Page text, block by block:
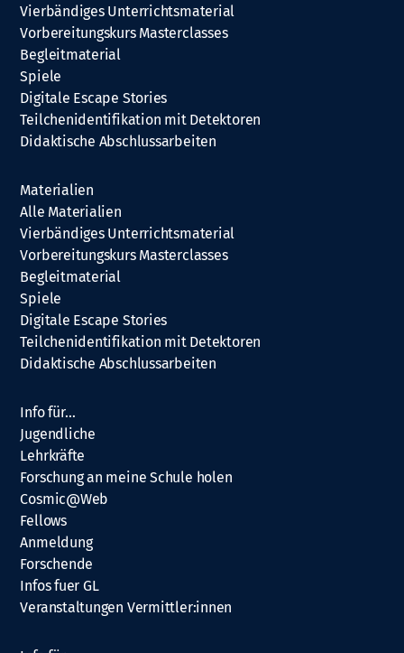
Vierbändiges Unterrichtsmaterial
Vorbereitungskurs Masterclasses
Begleitmaterial
Spiele
Digitale Escape Stories
Teilchenidentifikation mit Detektoren
Didaktische Abschlussarbeiten
Materialien
Alle Materialien
Vierbändiges Unterrichtsmaterial
Vorbereitungskurs Masterclasses
Begleitmaterial
Spiele
Digitale Escape Stories
Teilchenidentifikation mit Detektoren
Didaktische Abschlussarbeiten
Info für…
Jugendliche
Lehrkräfte
Forschung an meine Schule holen
Cosmic@Web
Fellows
Anmeldung
Forschende
Infos fuer GL
Veranstaltungen Vermittler:innen